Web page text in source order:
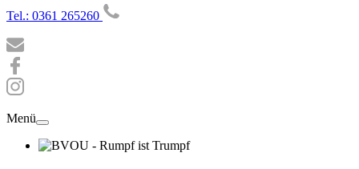
Tel.: 0361 265260
Menü